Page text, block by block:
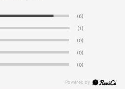
(6)
(1)
(0)
(0)
(0)